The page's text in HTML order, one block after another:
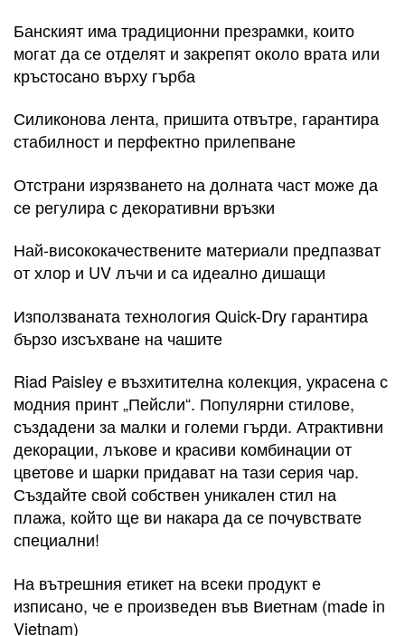
Банският има традиционни презрамки, които
могат да се отделят и закрепят около врата или
кръстосано върху гърба
Силиконова лента, пришита отвътре, гарантира
стабилност и перфектно прилепване
Отстрани изрязването на долната част може да
се регулира с декоративни връзки
Най-висококачествените материали предпазват
от хлор и UV лъчи и са идеално дишащи
Използваната технология Quick-Dry гарантира
бързо изсъхване на чашите
Riad Paisley е възхитителна колекция, украсена с
модния принт „Пейсли“. Популярни стилове,
създадени за малки и големи гърди. Атрактивни
декорации, лъкове и красиви комбинации от
цветове и шарки придават на тази серия чар.
Създайте свой собствен уникален стил на
плажа, който ще ви накара да се почувствате
специални!
На вътрешния етикет на всеки продукт е
изписано, че е произведен във Виетнам (made in
Vietnam)